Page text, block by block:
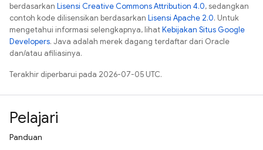
berdasarkan Lisensi Creative Commons Attribution 4.0, sedangkan
contoh kode dilisensikan berdasarkan Lisensi Apache 2.0. Untuk
mengetahui informasi selengkapnya, lihatKebijakan Situs Google
Developers. Java adalah merek dagang terdaftar dari Oracle
dan/atau afiliasinya.
Terakhir diperbarui pada 2026-07-05 UTC.
Pelajari
Panduan